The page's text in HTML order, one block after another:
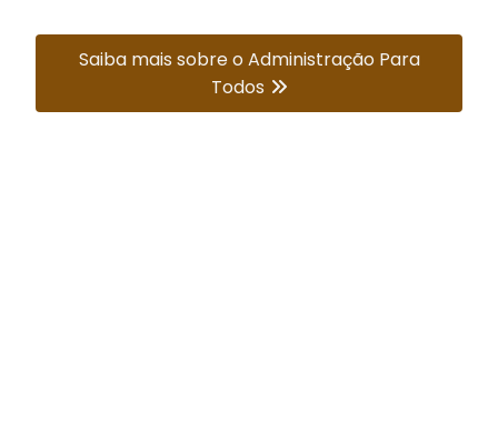
Saiba mais sobre o Administração Para
Todos